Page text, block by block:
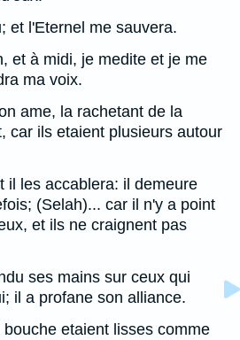
et l'Eternel me sauvera.
et à midi, je medite et je me
ma voix.
ame, la rachetant de la
car ils etaient plusieurs autour
il les accablera: il demeure
(Selah)... car il n'y a point
et ils ne craignent pas
ses mains sur ceux qui
il a profane son alliance.
etaient lisses comme